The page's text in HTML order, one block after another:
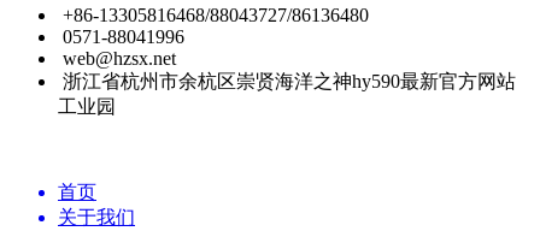
+86-13305816468/88043727/86136480
0571-88041996
web@hzsx.net
浙江省杭州市余杭区崇贤海洋之神hy590最新官方网站
工业园
首页
关于我们